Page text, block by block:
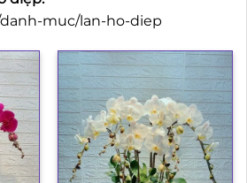
muc/lan-ho-diep